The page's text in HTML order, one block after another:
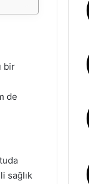
bir
de
sağlık